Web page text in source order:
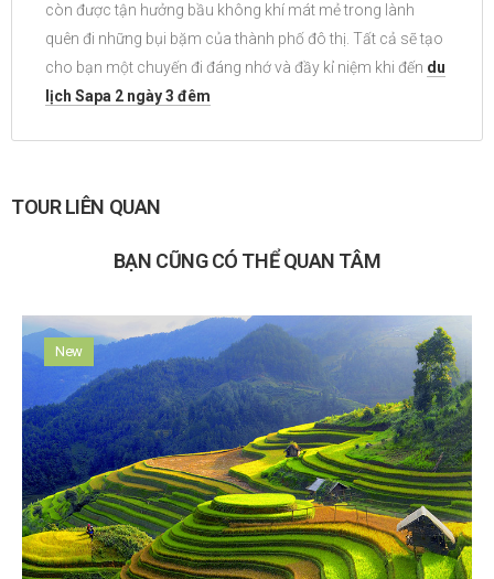
còn được tận hưởng bầu không khí mát mẻ trong lành
quên đi những bụi bặm của thành phố đô thị. Tất cả sẽ tạo
cho bạn một chuyến đi đáng nhớ và đầy kỉ niệm khi đến du
lịch Sapa 2 ngày 3 đêm
TOUR LIÊN QUAN
BẠN CŨNG CÓ THỂ QUAN TÂM
New